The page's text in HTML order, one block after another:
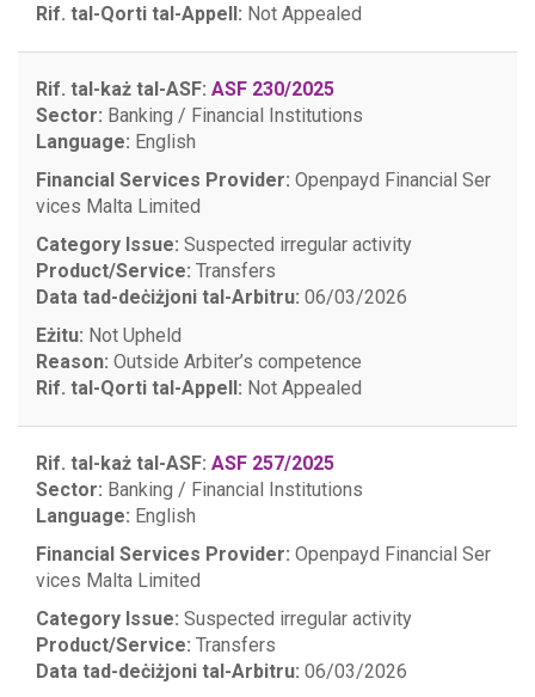
Rif. tal-Qorti tal-Appell: Not Appealed
Rif. tal-każ tal-ASF: ASF 230/2025
Sector: Banking / Financial Institutions
Language: English
Financial Services Provider: Openpayd Financial Ser
vices Malta Limited
Category Issue: Suspected irregular activity
Product/Service: Transfers
Data tad-deċiżjoni tal-Arbitru: 06/03/2026
Eżitu: Not Upheld
Reason: Outside Arbiter’s competence
Rif. tal-Qorti tal-Appell: Not Appealed
Rif. tal-każ tal-ASF: ASF 257/2025
Sector: Banking / Financial Institutions
Language: English
Financial Services Provider: Openpayd Financial Ser
vices Malta Limited
Category Issue: Suspected irregular activity
Product/Service: Transfers
Data tad-deċiżjoni tal-Arbitru: 06/03/2026